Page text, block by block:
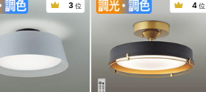
3 位 4 位